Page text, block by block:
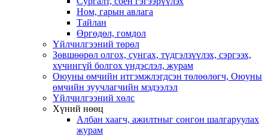
Ном, гарын авлага
Тайлан
Өргөдөл, гомдол
Үйлчилгээний төрөл
Зөвшөөрөл олгох, сунгах, түдгэлзүүлэх, сэргээх,
хүчингүй болгох үндэслэл, журам
Оюуны өмчийн итгэмжлэгдсэн төлөөлөгч, Оюуны
өмчийн зуучлагчийн мэдээлэл
Үйлчилгээний хөлс
Хүний нөөц
Албан хаагч, ажилтныг сонгон шалгаруулах
журам